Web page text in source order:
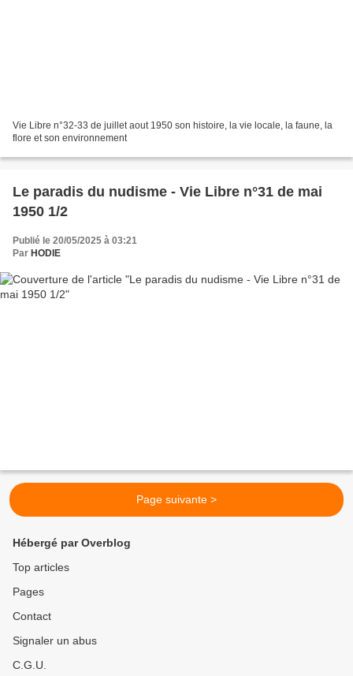
Vie Libre n°32-33 de juillet aout 1950 son histoire, la vie locale, la faune, la
flore et son environnement
Le paradis du nudisme - Vie Libre n°31 de mai
1950 1/2
Publié le 20/05/2025 à 03:21
Par HODIE
Page suivante >
Hébergé par Overblog
Top articles
Pages
Contact
Signaler un abus
C.G.U.